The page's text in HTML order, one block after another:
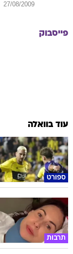
27/08/2009
פייסבוק
עוד בוואלה
ספורט
תרבות